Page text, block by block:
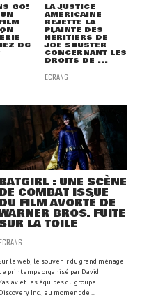
GO!
DC
LA JUSTICE
AMÉRICAINE
REJETTE LA
PLAINTE DES
HÉRITIERS DE
JOE SHUSTER
CONCERNANT LES
DROITS DE ...
ECRANS
BATGIRL : UNE SCÈNE
DE COMBAT ISSUE
DU FILM AVORTÉ DE
BROS. FUITE
SUR LA TOILE
ECRANS
le web, le souvenir du grand ménage
printemps organisé par David
et les équipes du groupe
Discovery Inc., au moment de ...